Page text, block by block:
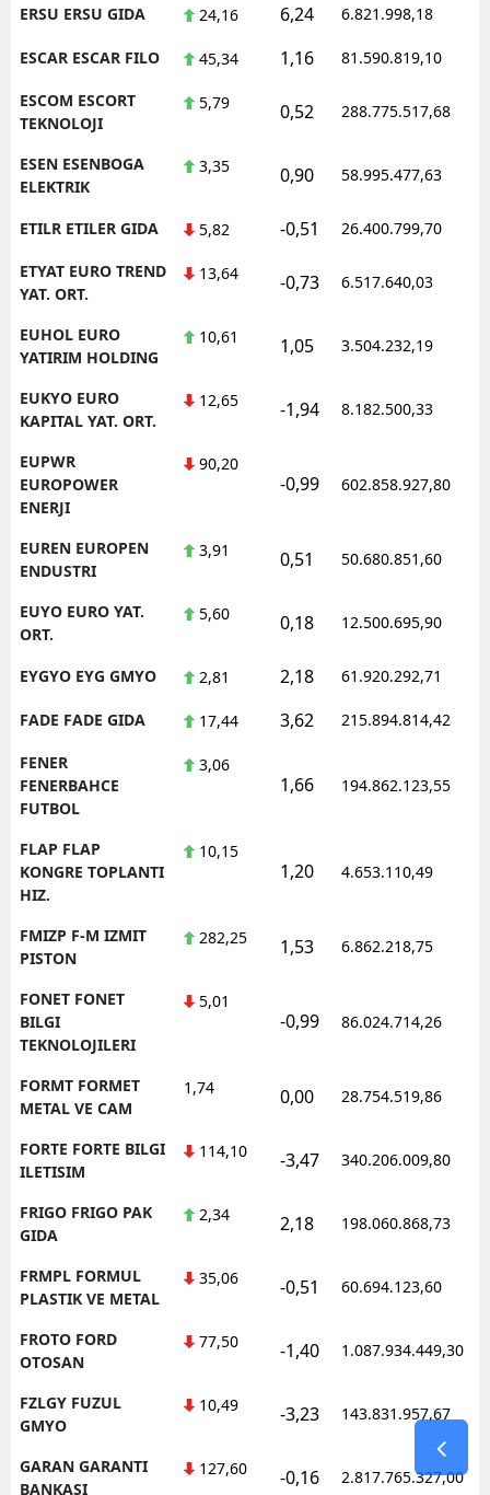
ERSU ERSU GIDA 24,16 6,24 6.821.998,18
ESCAR ESCAR FILO 45,34 1,16 81.590.819,10
ESCOM ESCORT
TEKNOLOJI
5,79 0,52 288.775.517,68
ESEN ESENBOGA
ELEKTRIK
3,35 0,90 58.995.477,63
ETILR ETILER GIDA 5,82 -0,51 26.400.799,70
ETYAT EURO TREND
YAT. ORT.
13,64 -0,73 6.517.640,03
EUHOL EURO
YATIRIM HOLDING
10,61 1,05 3.504.232,19
EUKYO EURO
KAPITAL YAT. ORT.
12,65 -1,94 8.182.500,33
EUPWR
EUROPOWER
ENERJI
90,20
-0,99 602.858.927,80
EUREN EUROPEN
ENDUSTRI
3,91 0,51 50.680.851,60
EUYO EURO YAT.
ORT.
5,60 0,18 12.500.695,90
EYGYO EYG GMYO 2,81 2,18 61.920.292,71
FADE FADE GIDA 17,44 3,62 215.894.814,42
FENER
FENERBAHCE
FUTBOL
3,06
1,66 194.862.123,55
FLAP FLAP
KONGRE TOPLANTI
HIZ.
10,15
1,20 4.653.110,49
FMIZP F-M IZMIT
PISTON
282,25 1,53 6.862.218,75
FONET FONET
BILGI
TEKNOLOJILERI
5,01
-0,99 86.024.714,26
FORMT FORMET
METAL VE CAM
1,74 0,00 28.754.519,86
FORTE FORTE BILGI
ILETISIM
114,10 -3,47 340.206.009,80
FRIGO FRIGO PAK
GIDA
2,34 2,18 198.060.868,73
FRMPL FORMUL
PLASTIK VE METAL
35,06 -0,51 60.694.123,60
FROTO FORD
OTOSAN
77,50 -1,40 1.087.934.449,30
FZLGY FUZUL
GMYO
10,49 -3,23 143.831.957,67
GARAN GARANTI
BANKASI
127,60 -0,16 2.817.765.327,00